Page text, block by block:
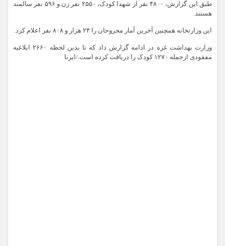
طبق این گزارش، ۴۸۰۰ نفر از شهدا کودک، ۲۵۵۰ نفر زن و ۵۹۶ نفر سالمند
هستند.
این وزارتخانه همچنین آخرین آمار مجروحان را ۲۴ هزار و ۸۰۸ نفر اعلام کرد.
وزارت بهداشت غزه در ادامه گزارش داد که تا بدین لحظه ۲۶۶۰ ابلاغیه
مفقودی ازجمله ۱۲۷۰ کودک را دریافت کرده است./ایرنا